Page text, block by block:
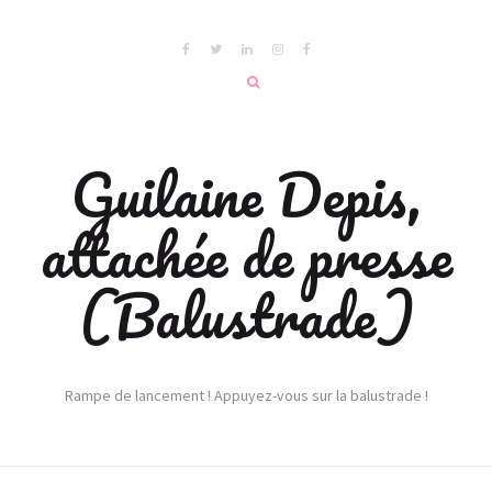
Guilaine Depis,
attachée de presse
(Balustrade)
Rampe de lancement ! Appuyez-vous sur la balustrade !